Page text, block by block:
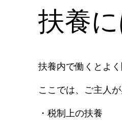
扶養
扶養内で働くとよ
ここでは、ご主人
・税制上の扶養